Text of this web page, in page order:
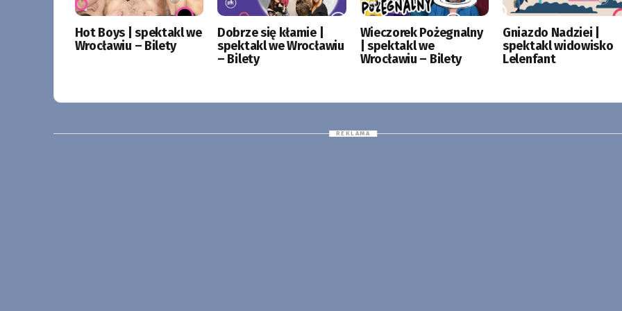
Hot Boys | spektakl we
Wrocławiu – Bilety
Dobrze się kłamie |
spektakl we Wrocławiu
– Bilety
Wieczorek Pożegnalny
| spektakl we
Wrocławiu – Bilety
Gniazdo Nadziei |
spektakl widowisko
Lelenfant